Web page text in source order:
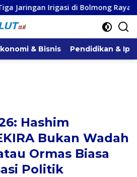
Raya, Haslinda Rotinsulu
& Bisnis Pendidikan &
Hashim
Bukan Wadah
Ormas Biasa
Politik